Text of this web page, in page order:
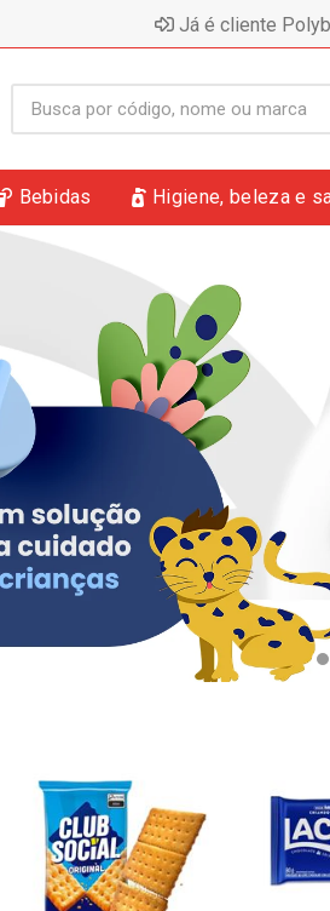
Já é cliente
Bebidas Higiene, beleza e